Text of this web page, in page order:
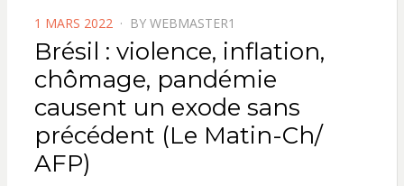
POSTED
ON
1 MARS 2022 BY WEBMASTER1
Brésil : violence, inflation,
chômage, pandémie
causent un exode sans
précédent (Le Matin-Ch/
AFP)